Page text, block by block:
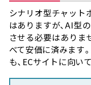
シナリオ型チャット
はありますが、AI型
させる必要はありま
べて安価に済みます
も、ECサイトに向い